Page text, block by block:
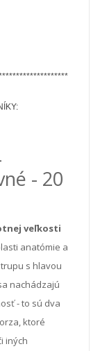
- 20
veľkosti
anatómie a
s hlavou
nachádzajú
- to sú dva
ktoré
iných